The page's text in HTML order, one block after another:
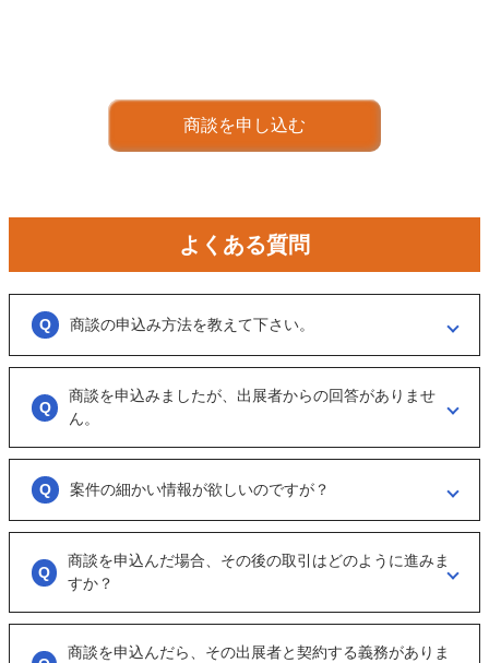
商談を申し込む
よくある質問
商談の申込み方法を教えて下さい。
「商談を申し込む」ボタンからお申し込みください。
商談といっても、急に条件、金額交渉を行う訳ではなくまずは、どのよ
うな事業をされているのか？
可能であれば、詳細情報を出して欲しいと連絡ください。
商談を申込みましたが、出展者からの回答がありませ
ん。
大変申し訳ございません。こちらも、回答がない出展者には返事をする
ように催促をしております。
ただ、案件を見ていない方もおられるので、数日経っても返信がない場
案件の細かい情報が欲しいのですが？
「商談を申し込む」ボタンから案件の詳細情報をリクエストしてくださ
オンラインとは言え対人のやりとりですので、丁寧な言葉遣いを心掛け
商談を申込んだ場合、その後の取引はどのように進みま
すか？
実際に出展者（仲介案件の場合、仲介担当者）とのメッセージのやりと
りになります。
商談を申込んだら、その出展者と契約する義務がありま